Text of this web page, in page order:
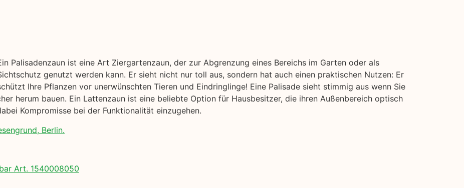
Palisadenzaun ist eine Art Ziergartenzaun, der zur Abgrenzung eines Bereichs im Garten oder als
genutzt werden kann. Er sieht nicht nur toll aus, sondern hat auch einen praktischen Nutzen: Er
Ihre Pflanzen vor unerwünschten Tieren und Eindringlinge! Eine Palisade sieht stimmig aus wenn Sie
herum bauen. Ein Lattenzaun ist eine beliebte Option für Hausbesitzer, die ihren Außenbereich optisch
Kompromisse bei der Funktionalität einzugehen.
Berlin.
Art. 1540008050